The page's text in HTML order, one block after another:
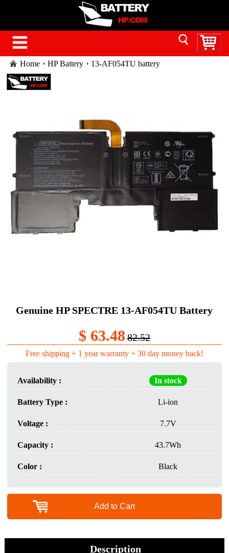
Home HP Battery 13-AF054TU battery
Genuine HP SPECTRE 13-AF054TU Battery
$ 63.48 82.52
Free shipping + 1 year warranty + 30 day money back!
Availability : In stock
Battery Type : Li-ion
Voltage : 7.7V
Capacity : 43.7Wh
Color : Black
Add to Cart
Description